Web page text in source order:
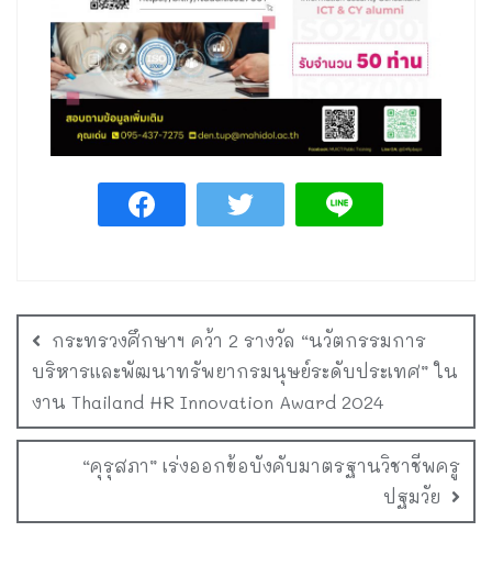
กระทรวงศึกษาฯ คว้า 2 รางวัล “นวัตกรรมการ
บริหารและพัฒนาทรัพยากรมนุษย์ระดับประเทศ” ใน
งาน Thailand HR Innovation Award 2024
“คุรุสภา” เร่งออกข้อบังคับมาตรฐานวิชาชีพครู
ปฐมวัย